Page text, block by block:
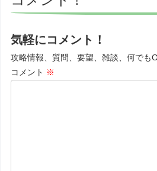
気軽にコメント！
攻略情報、質問、要望、雑談、何でも
コメント ※